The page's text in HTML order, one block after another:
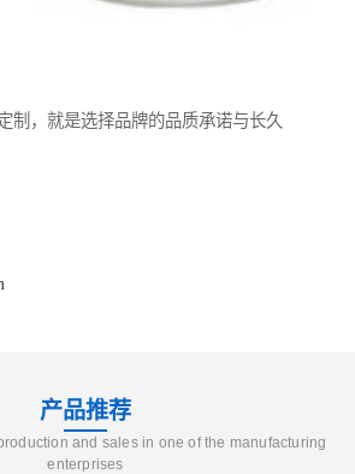
制，就是选择品牌的品质承诺与长久
产品推荐
and sales in one of the manufacturing
enterprises